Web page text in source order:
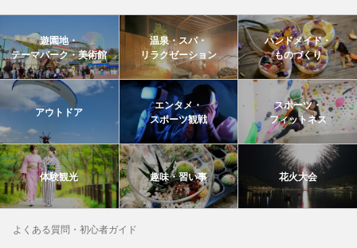
遊園地・
テーマパーク・美術館
温泉・スパ・
リラクゼーション
ハンドメイド・
ものづくり
アウトドア
エンタメ・
スポーツ観戦
スポーツ・
フィットネス
体験観光 趣味・習い事 花火大会
よくある質問・初心者ガイド